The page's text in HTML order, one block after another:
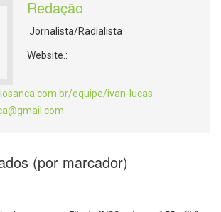
Redação
Jornalista/Radialista
Website.:
equipe/ivan-lucas
(por marcador)